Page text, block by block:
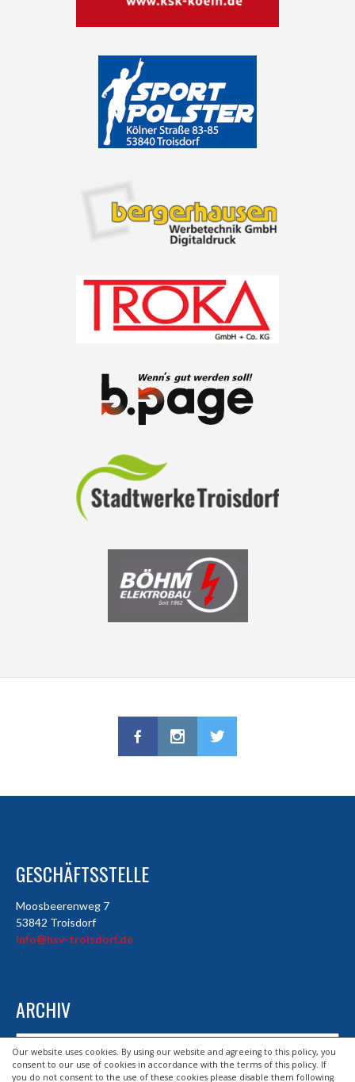
Our website uses cookies. By using our website and agreeing to this policy, you
consent to our use of cookies in accordance with the terms of this policy. If
you do not consent to the use of these cookies please disable them following
GESCHÄFTSSTELLE
Moosbeerenweg 7
53842 Troisdorf
info@hsv-troisdorf.de
ARCHIV
Archiv